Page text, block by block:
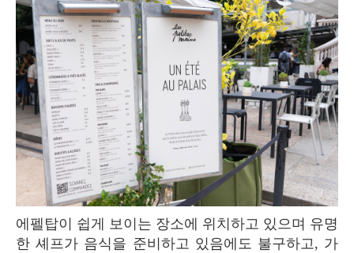
에펠탑이 쉽게 보이는 장소에 위치하고 있으며 유명
한 셰프가 음식을 준비하고 있음에도 불구하고, 가